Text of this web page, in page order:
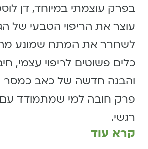
בפרק עוצמתי במיוחד, דן
עוצר את הריפוי הטבעי של
לשחרר את המתח שמונע
כלים פשוטים לריפוי עצמי,
והבנה חדשה של כאב כמסר
פרק חובה למי שמתמודד עם
רגשי.
קרא עוד